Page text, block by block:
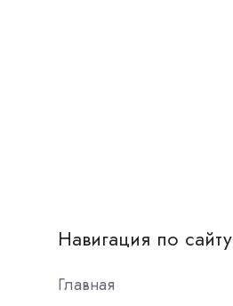
Навигация по сайту
Главная